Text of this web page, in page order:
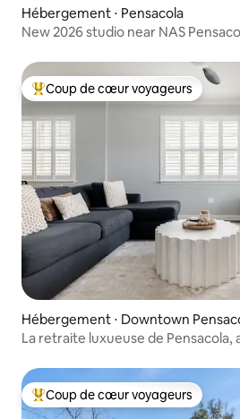
Hébergement ⋅ Pensacola
New 2026 studio near NAS
Coups de cœur voyageurs les plus
Coup de cœur voyageurs
Hébergement ⋅ Downtown
La retraite luxueuse de Pensacola,
Coups de cœur voyageurs les plus
Coup de cœur voyageurs